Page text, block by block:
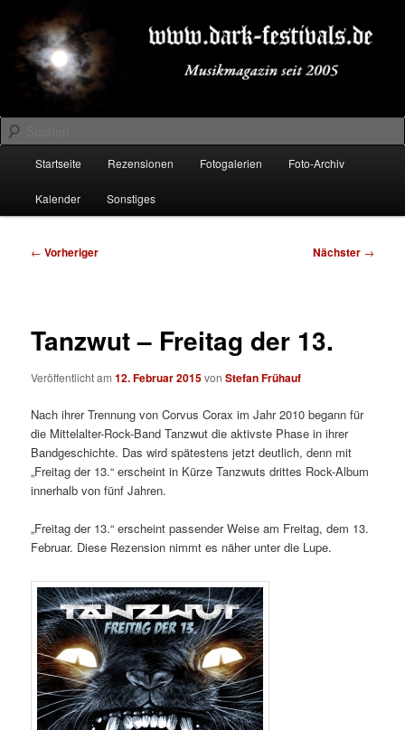
primären
Inhalt
springenDARK-FESTIVALS.DE
Suchen
Startseite Rezensionen Fotogalerien Foto-Archiv
Kalender Sonstiges
Beitragsnavigation
← Vorheriger Nächster →
Tanzwut – Freitag der 13.
Veröffentlicht am12. Februar 2015vonStefan Frühauf
Nach ihrer Trennung von Corvus Corax im Jahr 2010 begann für
die Mittelalter-Rock-Band Tanzwut die aktivste Phase in ihrer
Bandgeschichte. Das wird spätestens jetzt deutlich, denn mit
„Freitag der 13.“ erscheint in Kürze Tanzwuts drittes Rock-Album
innerhalb von fünf Jahren.
„Freitag der 13.“ erscheint passender Weise am Freitag, dem 13.
Februar. Diese Rezension nimmt es näher unter die Lupe.